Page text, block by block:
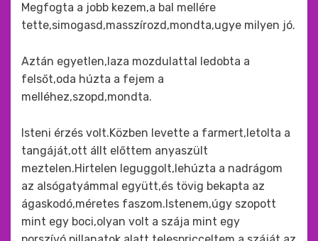
Megfogta a jobb kezem,a bal mellére
tette,simogasd,masszírozd,mondta,ugye milyen jó.
Aztán egyetlen,laza mozdulattal ledobta a
felsőt,oda húzta a fejem a
melléhez,szopd,mondta.
Isteni érzés volt.Közben levette a farmert,letolta a
tangáját,ott állt előttem anyaszült
meztelen.Hirtelen leguggolt,lehúzta a nadrágom
az alsógatyámmal együtt,és tövig bekapta az
ágaskodó,méretes faszom.Istenem,úgy szopott
mint egy boci,olyan volt a szája mint egy